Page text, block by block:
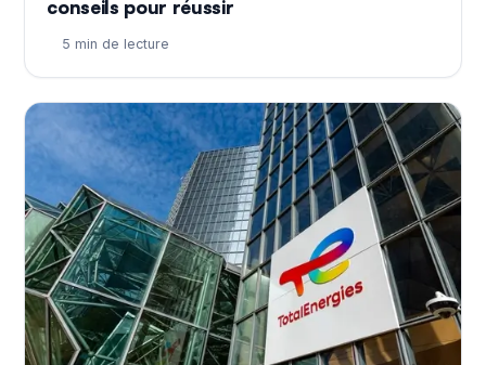
conseils pour réussir
5 min de lecture